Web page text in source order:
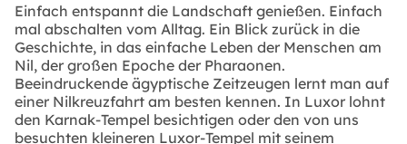
Einfach entspannt die Landschaft genießen. Einfach
mal abschalten vom Alltag. Ein Blick zurück in die
Geschichte, in das einfache Leben der Menschen am
Nil, der großen Epoche der Pharaonen.
Beeindruckende ägyptische Zeitzeugen lernt man auf
einer Nilkreuzfahrt am besten kennen. In Luxor lohnt
den Karnak-Tempel besichtigen oder den von uns
besuchten kleineren Luxor-Tempel mit seinem